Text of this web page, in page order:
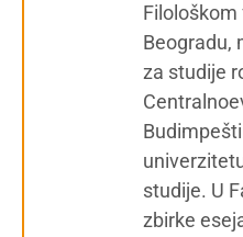
Beogradu,
za studije
studije. U
zbirke